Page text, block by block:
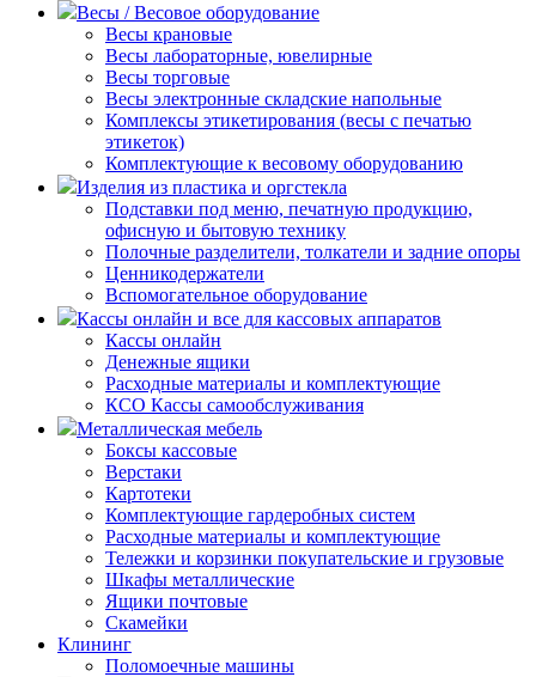
Весы / Весовое оборудование
Весы крановые
Весы лабораторные, ювелирные
Весы торговые
Весы электронные складские напольные
Комплексы этикетирования (весы с печатью
этикеток)
Комплектующие к весовому оборудованию
Изделия из пластика и оргстекла
Подставки под меню, печатную продукцию,
офисную и бытовую технику
Полочные разделители, толкатели и задние опоры
Ценникодержатели
Вспомогательное оборудование
Кассы онлайн и все для кассовых аппаратов
Кассы онлайн
Денежные ящики
Расходные материалы и комплектующие
КСО Кассы самообслуживания
Металлическая мебель
Боксы кассовые
Верстаки
Картотеки
Комплектующие гардеробных систем
Расходные материалы и комплектующие
Тележки и корзинки покупательские и грузовые
Шкафы металлические
Ящики почтовые
Скамейки
Клининг
Поломоечные машины